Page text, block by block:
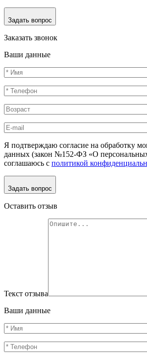
Задать вопрос
Заказать звонок
Ваши данные
Я подтверждаю согласие на обработку
данных (закон №152-ФЗ «О
соглашаюсь с политикой
Задать вопрос
Оставить отзыв
Текст отзыва
Ваши данные